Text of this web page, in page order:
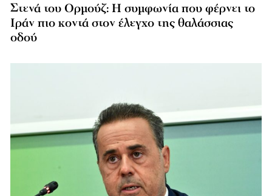
Στενά του Ορμούζ: Η συμφωνία που φέρνει το
Ιράν πιο κοντά στον έλεγχο της θαλάσσιας
οδού